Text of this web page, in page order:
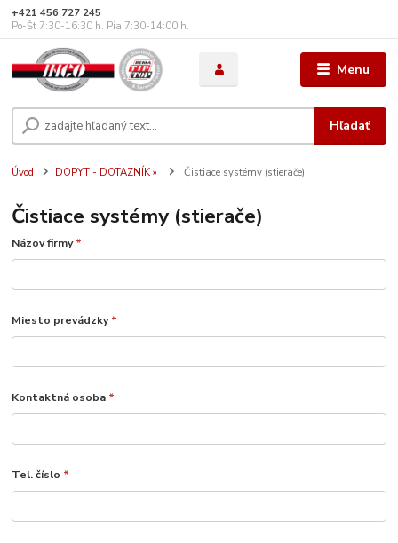
Menu
Hľadať
+421 456 727 245
Po-Št 7:30-16:30 h. Pia 7:30-14:00 h.
Úvod DOPYT - DOTAZNÍK » Čistiace systémy (stierače)
Čistiace systémy (stierače)
Názov firmy*
Miesto prevádzky*
Kontaktná osoba *
Tel. číslo *